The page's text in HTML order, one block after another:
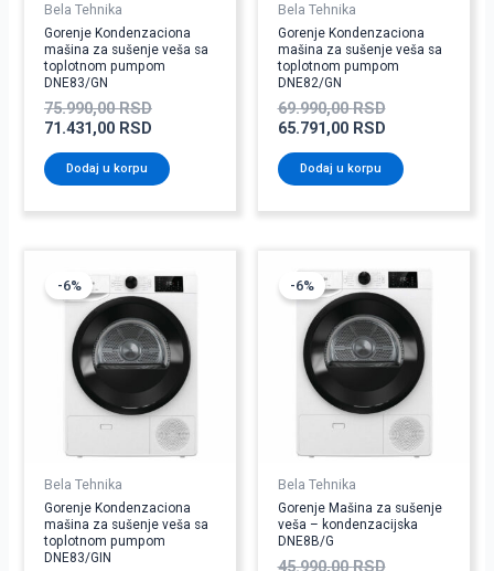
Bela Tehnika
Gorenje Kondenzaciona
mašina za sušenje veša sa
toplotnom pumpom
DNE83/GN
75.990,00RSD
71.431,00 RSD
Dodaj u korpu
Bela Tehnika
Gorenje Kondenzaciona
mašina za sušenje veša sa
toplotnom pumpom
DNE82/GN
69.990,00RSD
65.791,00 RSD
Dodaj u korpu
-6%
Bela Tehnika
Gorenje Kondenzaciona
mašina za sušenje veša sa
toplotnom pumpom
DNE83/GIN
cena
je
bila:
72.990,00 RSD.
cena
je:
68.611,00 RSD.
-6%
Bela Tehnika
Gorenje Mašina za sušenje
veša – kondenzacijska
DNE8B/G
45.990,00RSD
cena
je
bila:
45.990,00
cena
je:
43.231,00